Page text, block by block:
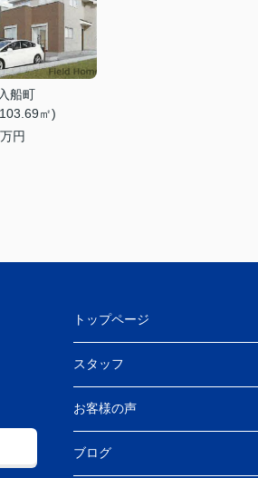
船町
㎡)
万円
トップページ
スタッフ
お客様の声
ブログ